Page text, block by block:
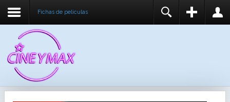
Fichas de peliculasREGISTER